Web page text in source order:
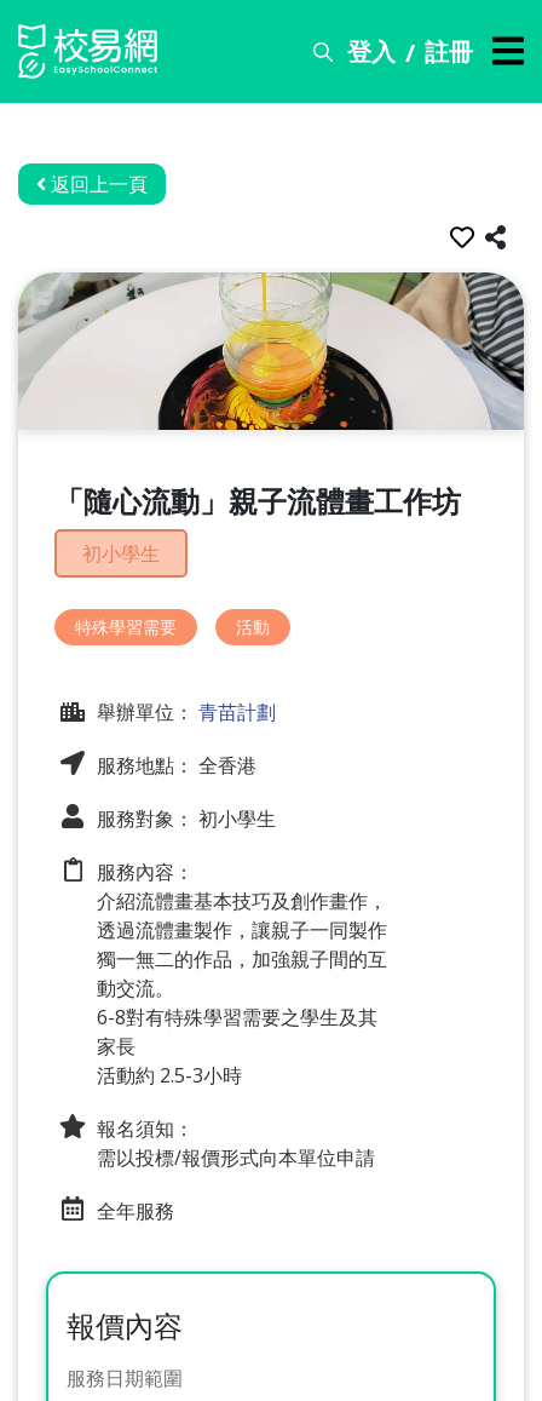
登入 / 註冊
搜
務
資
訊
關
於
我
返回上一頁
「隨心流動」親子流體畫工作坊
初小學生
特殊學習需要 活動
舉辦單位： 青苗計劃
服務地點： 全香港
服務對象： 初小學生
服務內容：
介紹流體畫基本技巧及創作畫作，
透過流體畫製作，讓親子一同製作
獨一無二的作品，加強親子間的互
動交流。
6-8對有特殊學習需要之學生及其
家長
活動約 2.5-3小時
報名須知：
需以投標/報價形式向本單位申請
全年服務
報價內容
服務日期範圍